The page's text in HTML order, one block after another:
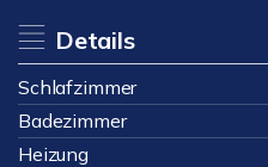
Details
Schlafzimmer
Badezimmer
Heizung